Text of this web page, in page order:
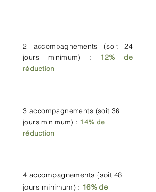
2 accompagnements (soit 24
jours minimum) : 12% de
réduction
3 accompagnements (soit 36
jours minimum) : 14% de
réduction
4 accompagnements (soit 48
jours minimum) : 16% de